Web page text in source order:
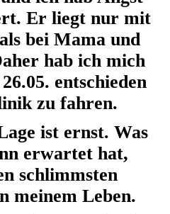
Er liegt nur mit
bei Mama und
hab ich mich
entschieden
zu fahren.
ist ernst. Was
erwartet hat,
schlimmsten
meinem Leben.